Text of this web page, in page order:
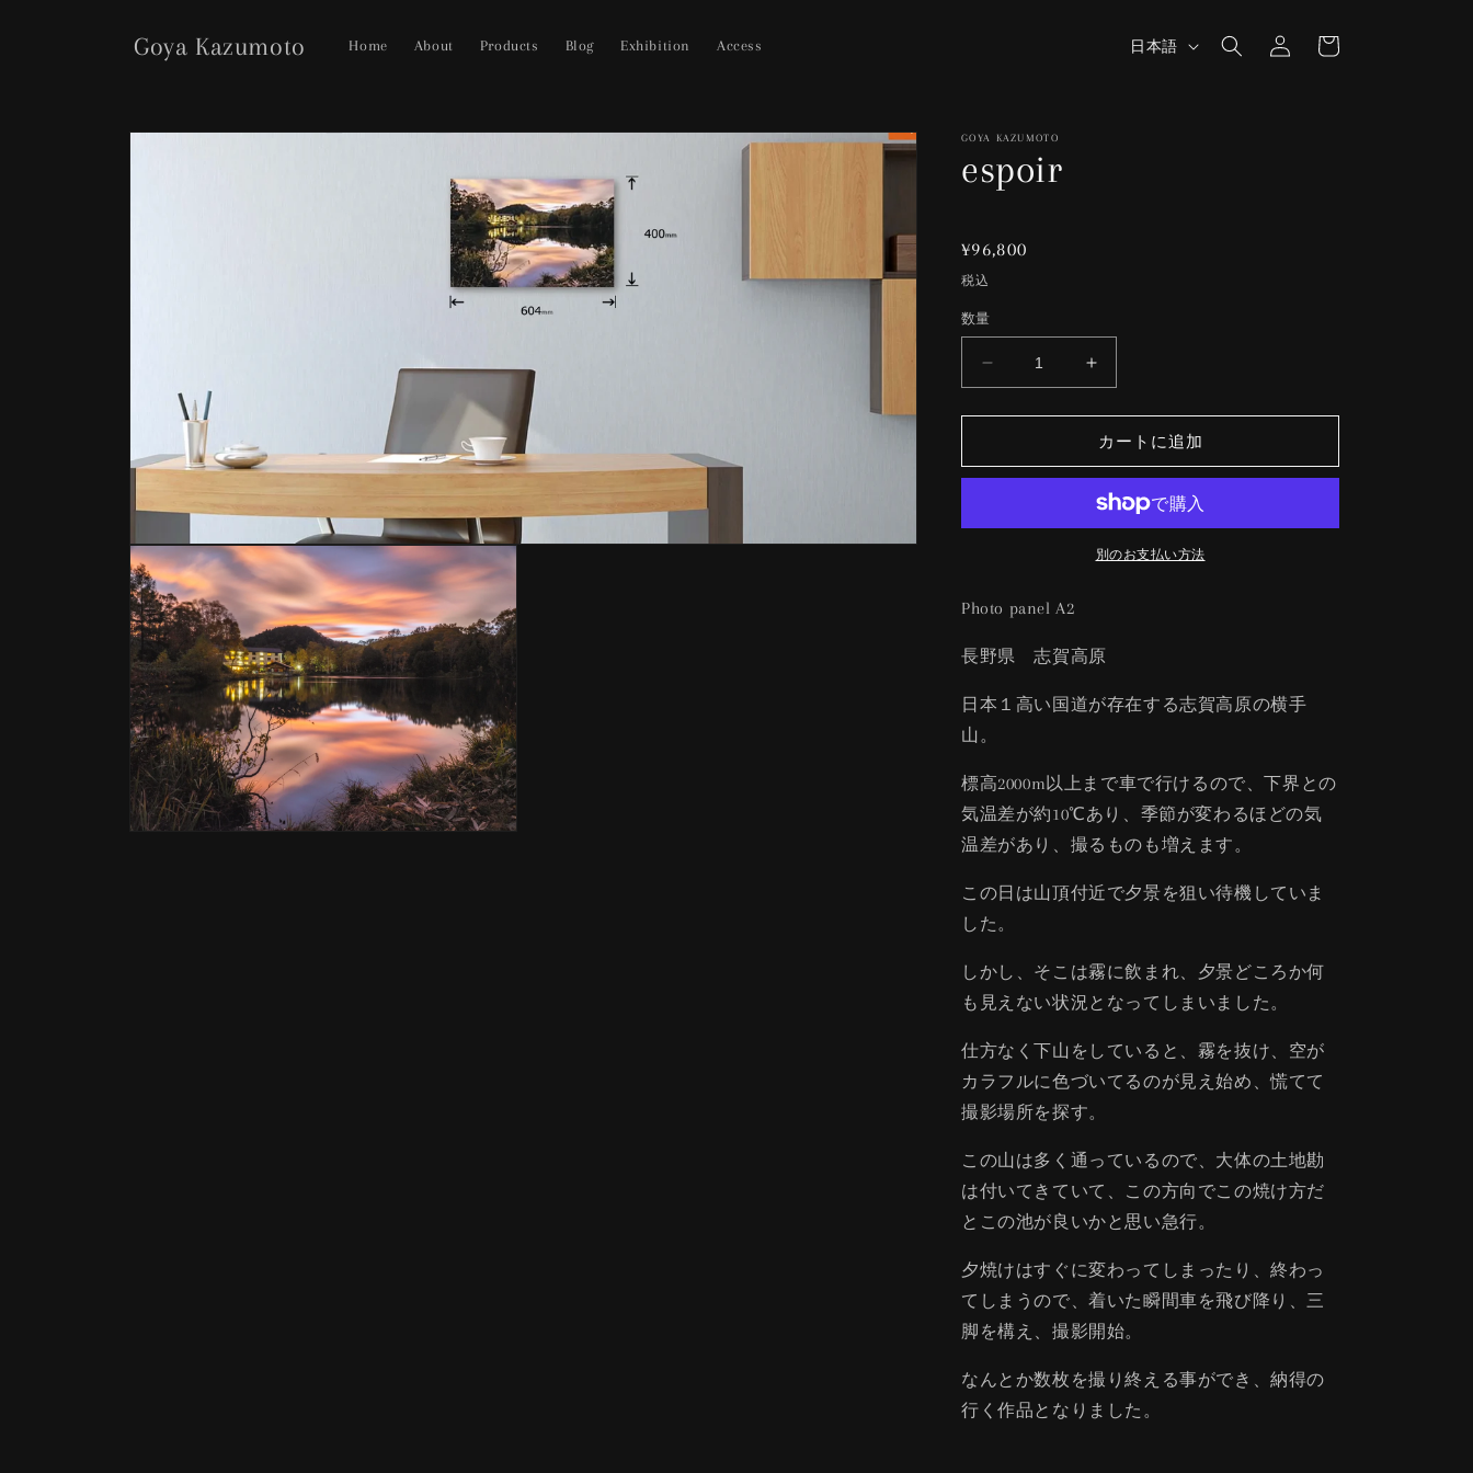
Goya Kazumoto Home About Products Blog Exhibition Access
言
日本語
グ
イ
ー
商品情
モ
ー
ダ
ル
で
メ
デ
ィ
ア
(1)
を
開
く
GOYA KAZUMOTO
espoir
通
常
価
格
¥96,800
税込
数量
espoir
数
を
ら
espoir
数
量
を
増
や
す
カートに追加
別のお支払い方法
Photo panel A2
長野県 志賀高原
日本１高い国道が存在する志賀高原の横手
山。
標高2000m以上まで車で行けるので、下界との
気温差が約10℃あり、季節が変わるほどの気
温差があり、撮るものも増えます。
この日は山頂付近で夕景を狙い待機していま
した。
しかし、そこは霧に飲まれ、夕景どころか何
も見えない状況となってしまいました。
仕方なく下山をしていると、霧を抜け、空が
カラフルに色づいてるのが見え始め、慌てて
撮影場所を探す。
この山は多く通っているので、大体の土地勘
は付いてきていて、この方向でこの焼け方だ
とこの池が良いかと思い急行。
夕焼けはすぐに変わってしまったり、終わっ
てしまうので、着いた瞬間車を飛び降り、三
脚を構え、撮影開始。
なんとか数枚を撮り終える事ができ、納得の
行く作品となりました。